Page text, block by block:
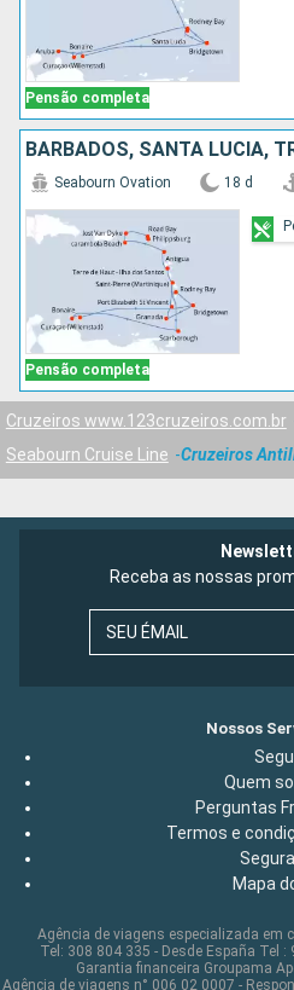
Pensão completa
Pensão completa
Seabourn Ovation 18 d
Cruzeiros www.123cruzeiros.com.br
Seabourn Cruise Line
Cruzeiros
Receba as nossas
SEU ÉMAIL
Nossos
Quem
Perguntas
Termos e
Mapa
Agência de viagens especializada em
Tel: 308 804 335 - Desde España Tel
Garantia financeira Groupama
Agência de viagens n° 006 02 0007 -